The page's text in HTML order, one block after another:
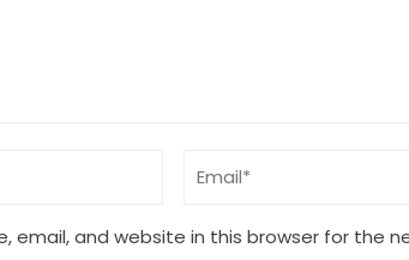
email, and website in this browser for the